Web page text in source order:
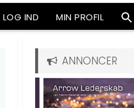
LOG IND MIN PROFIL
ANNONCER